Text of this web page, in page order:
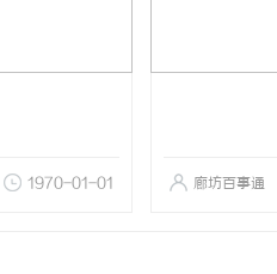
1970-01-01 廊坊百事通